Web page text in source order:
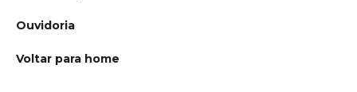
Ouvidoria
Voltar para home